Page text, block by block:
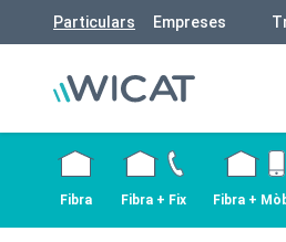
Particulars Empreses
Fibra Fibra + Fix Fibra +